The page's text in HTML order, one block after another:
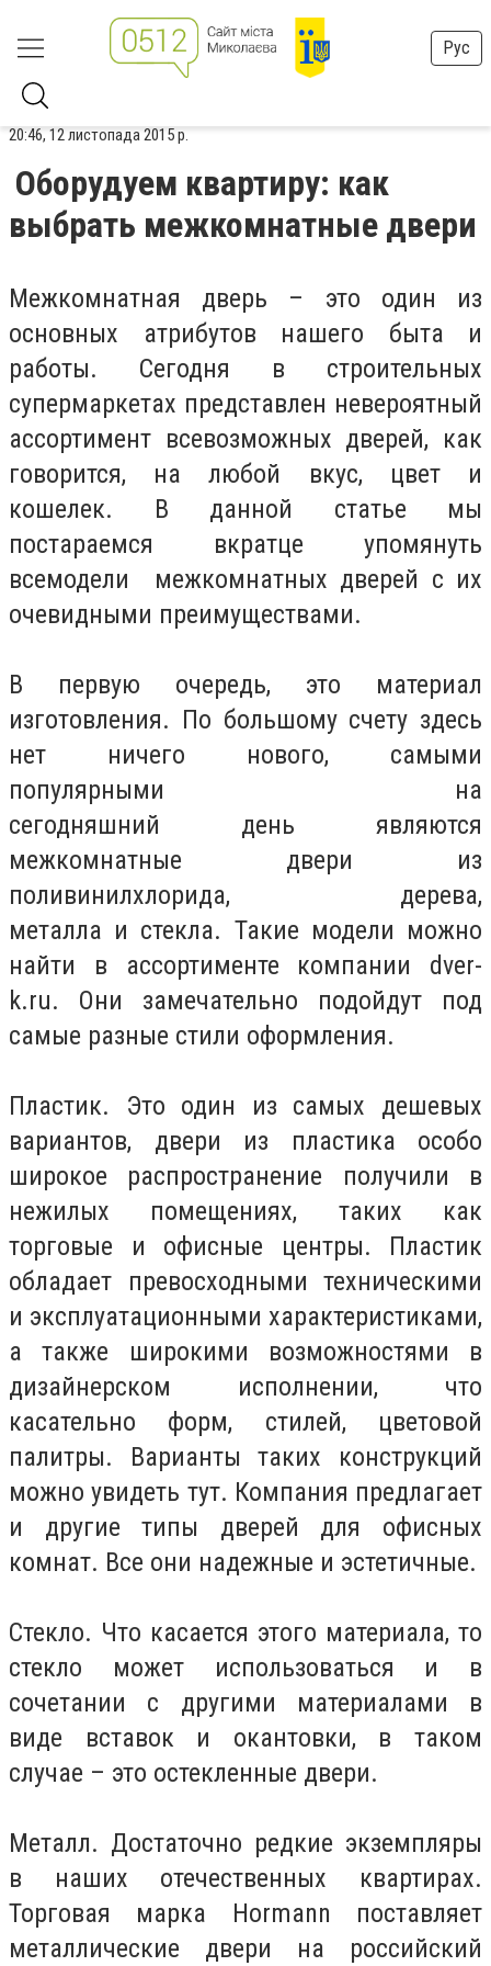
Рус
20:46, 12 листопада 2015 р.
Оборудуем квартиру: как
выбрать межкомнатные двери
Межкомнатная дверь – это один из
основных атрибутов нашего быта и
работы. Сегодня в строительных
супермаркетах представлен невероятный
ассортимент всевозможных дверей, как
говорится, на любой вкус, цвет и
кошелек. В данной статье мы
постараемся вкратце упомянуть
всемодели межкомнатных дверей с их
очевидными преимуществами.
В первую очередь, это материал
изготовления. По большому счету здесь
нет ничего нового, самыми
популярными на
сегодняшний день являются
межкомнатные двери из
поливинилхлорида, дерева,
металла и стекла. Такие модели можно
найти в ассортименте компании dver-
k.ru. Они замечательно подойдут под
самые разные стили оформления.
Пластик. Это один из самых дешевых
вариантов, двери из пластика особо
широкое распространение получили в
нежилых помещениях, таких как
торговые и офисные центры. Пластик
обладает превосходными техническими
и эксплуатационными характеристиками,
а также широкими возможностями в
дизайнерском исполнении, что
касательно форм, стилей, цветовой
палитры. Варианты таких конструкций
можно увидеть тут. Компания предлагает
и другие типы дверей для офисных
комнат. Все они надежные и эстетичные.
Стекло. Что касается этого материала, то
стекло может использоваться и в
сочетании с другими материалами в
виде вставок и окантовки, в таком
случае – это остекленные двери.
Металл. Достаточно редкие экземпляры
в наших отечественных квартирах.
Торговая марка Hormann поставляет
металлические двери на российский